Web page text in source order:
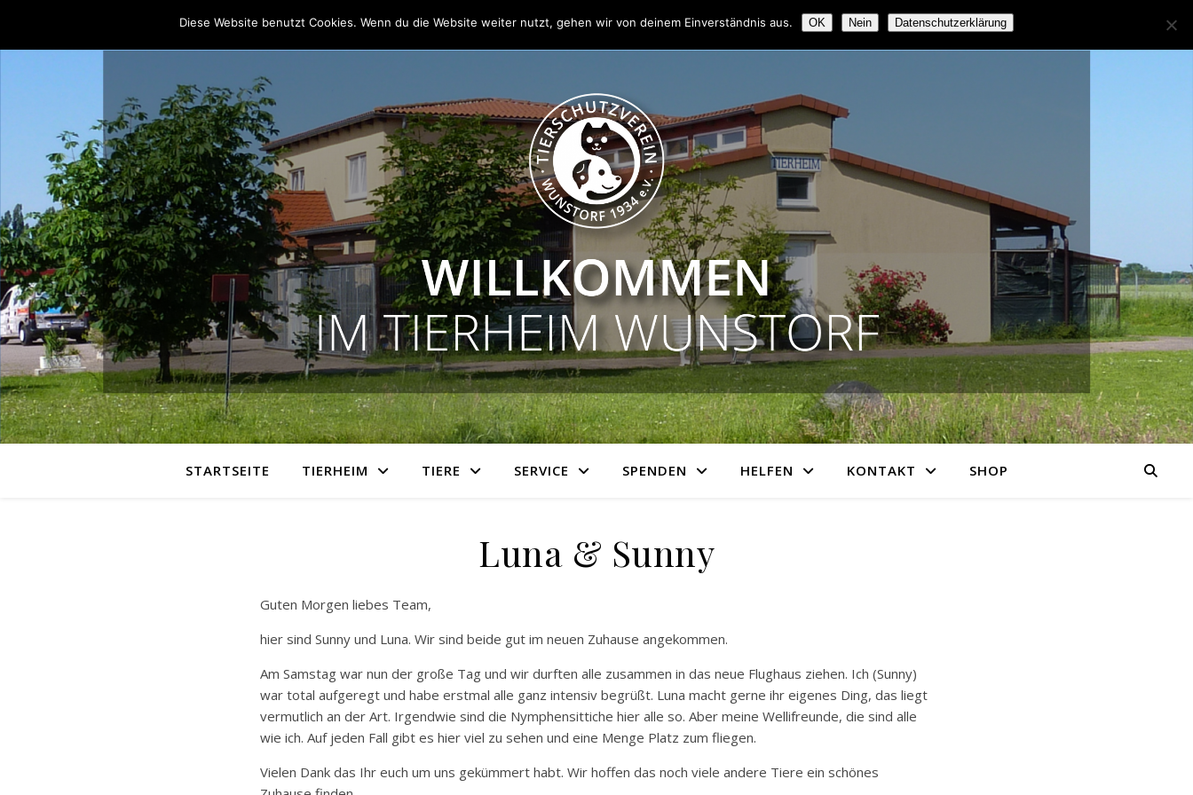
STARTSEITE TIERHEIM TIERE SERVICE SPENDEN HELFEN KONTAKT SHOP
Luna & Sunny
Guten Morgen liebes Team,
hier sind Sunny und Luna. Wir sind beide gut im neuen Zuhause angekommen.
Am Samstag war nun der große Tag und wir durften alle zusammen in das neue Flughaus ziehen. Ich (Sunny)
war total aufgeregt und habe erstmal alle ganz intensiv begrüßt. Luna macht gerne ihr eigenes Ding, das liegt
vermutlich an der Art. Irgendwie sind die Nymphensittiche hier alle so. Aber meine Wellifreunde, die sind alle
wie ich. Auf jeden Fall gibt es hier viel zu sehen und eine Menge Platz zum fliegen.
Vielen Dank das Ihr euch um uns gekümmert habt. Wir hoffen das noch viele andere Tiere ein schönes
Diese Website benutzt Cookies. Wenn du die Website weiter nutzt, gehen wir von deinem Einverständnis aus. OK Nein Datenschutzerklärung